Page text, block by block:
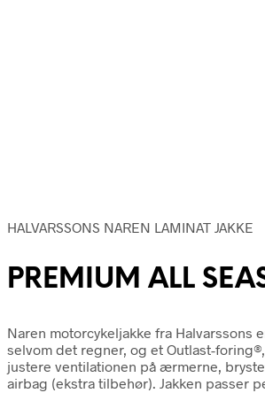
HALVARSSONS NAREN LAMINAT JAKKE
PREMIUM ALL
Naren motorcykeljakke fra Halvarssons
selvom det regner, og et Outlast-
justere ventilationen på ærmerne,
airbag (ekstra tilbehør). Jakken passer